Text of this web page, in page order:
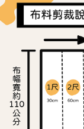
結帳頁面，進行簡訊
２．訂單成立數日內
３．收到繳費通知簡
ATM／網路銀行／等
※ 請注意：結帳手續
購買商品的店家。未
後付繳納相關費用。
※ 交易是否成功請以
是否繳費成功／繳費
客戶支援中心」
【注意事項】
7-11取貨付款
每筆NT$65，滿
每筆NT$150，滿
離島宅配
每筆NT$240